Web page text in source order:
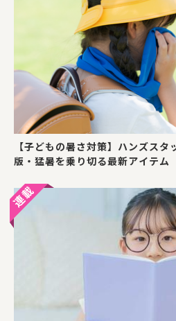
【子どもの暑さ対策】ハンズス
版・猛暑を乗り切る最新アイテム